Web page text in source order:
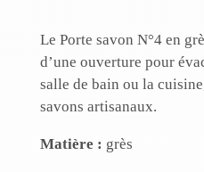
Le Porte savon N°4 en
d’une ouverture pour
salle de bain ou la
savons artisanaux.
Matière : grès